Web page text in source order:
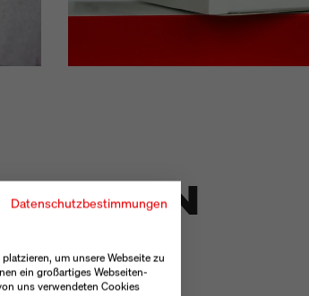
Datenschutzbestimmungen
um unsere Webseite zu
ein großartiges Webseiten-
uns verwendeten Cookies